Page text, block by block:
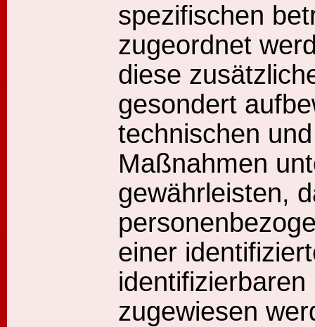
spezifischen
zugeordnet
diese
gesondert
technischen
Maßnahmen
gewährleisten,
einer
zugewiesen